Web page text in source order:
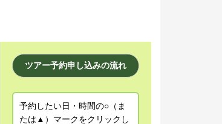
ツアー予約申し込みの流れ
予約したい日・時間の○（ま
たは▲）マークをクリックし